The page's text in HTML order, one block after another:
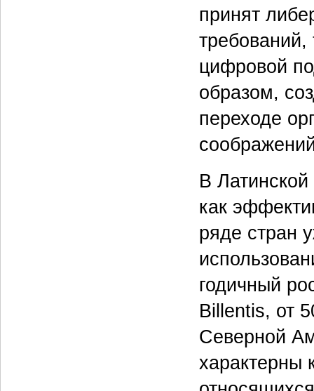
принят
требований,
цифровой
образом,
переходе
В
как
ряде стран
годичный
Billentis, от
Северной
характерны